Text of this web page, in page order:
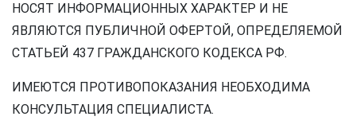
НОСЯТ ИНФОРМАЦИОННЫХ ХАРАКТЕР И НЕ
ЯВЛЯЮТСЯ ПУБЛИЧНОЙ ОФЕРТОЙ, ОПРЕДЕЛЯЕМОЙ
СТАТЬЕЙ 437 ГРАЖДАНСКОГО КОДЕКСА РФ.
ИМЕЮТСЯ ПРОТИВОПОКАЗАНИЯ НЕОБХОДИМА
КОНСУЛЬТАЦИЯ СПЕЦИАЛИСТА.